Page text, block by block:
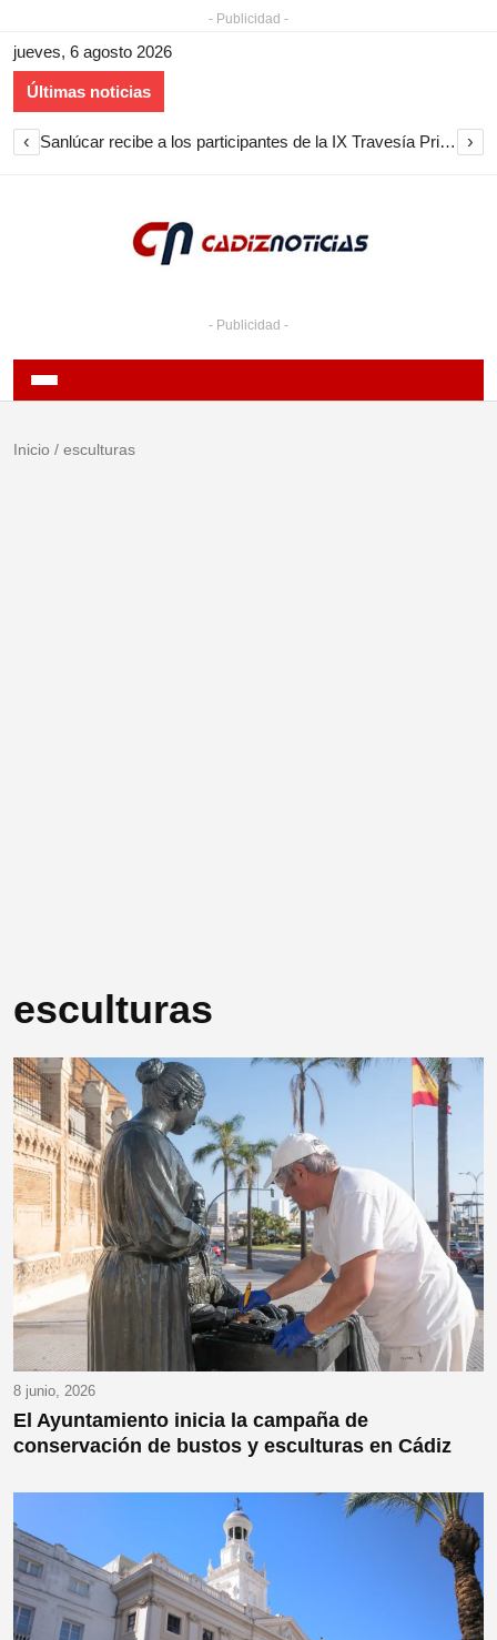
- Publicidad -
jueves, 6 agosto 2026
Últimas noticias
‹ Sanlúcar recibe a los participantes de la IX Travesía Primera Circunnavegación a Vela ›
- Publicidad -
Inicio / esculturas
esculturas
8 junio, 2026
El Ayuntamiento inicia la campaña de
conservación de bustos y esculturas en Cádiz